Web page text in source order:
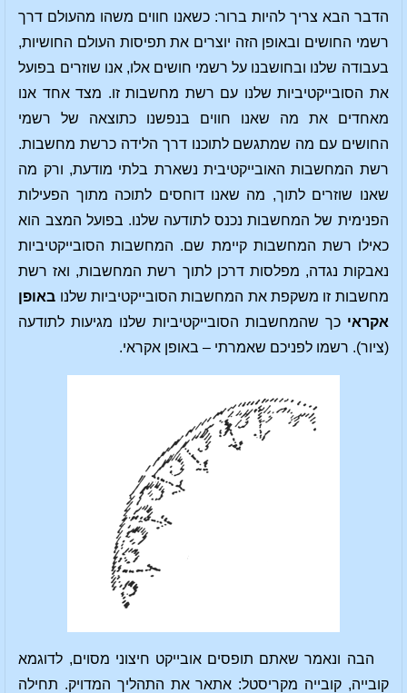
הדבר הבא צריך להיות ברור: כשאנו חווים משהו מהעולם דרך
רשמי החושים ובאופן הזה יוצרים את תפיסות העולם החושיות,
בעבודה שלנו ובחושבנו על רשמי חושים אלו, אנו שוזרים בפועל
את הסובייקטיביות שלנו עם רשת מחשבות זו. מצד אחד אנו
מאחדים את מה שאנו חווים בנפשנו כתוצאה של רשמי
החושים עם מה שמתגשם לתוכנו דרך הלידה כרשת מחשבות.
רשת המחשבות האובייקטיבית נשארת בלתי מודעת, ורק מה
שאנו שוזרים לתוך, מה שאנו דוחסים לתוכה מתוך הפעילות
הפנימית של המחשבות נכנס לתודעה שלנו. בפועל המצב הוא
כאילו רשת המחשבות קיימת שם. המחשבות הסובייקטיביות
נאבקות נגדה, מפלסות דרכן לתוך רשת המחשבות, ואז רשת
מחשבות זו משקפת את המחשבות הסובייקטיביות שלנו באופן
אקראיכך שהמחשבות הסובייקטיביות שלנו מגיעות לתודעה
(ציור). רשמו לפניכם שאמרתי – באופן אקראי.
הבה ונאמר שאתם תופסים אובייקט חיצוני מסוים, לדוגמא
קובייה, קובייה מקריסטל: אתאר את התהליך המדויק. תחילה